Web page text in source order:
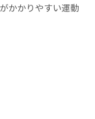
かかりやすい運動